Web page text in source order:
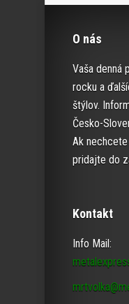
O nás
Vaša denná
rocku a
štýlov.
Česko-
Ak
pridajte do
Kontakt
Info Mail: